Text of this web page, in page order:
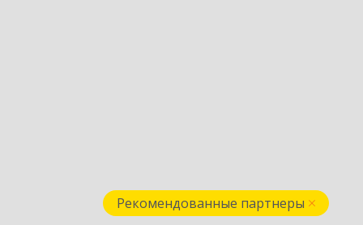
Рекомендованные партнеры